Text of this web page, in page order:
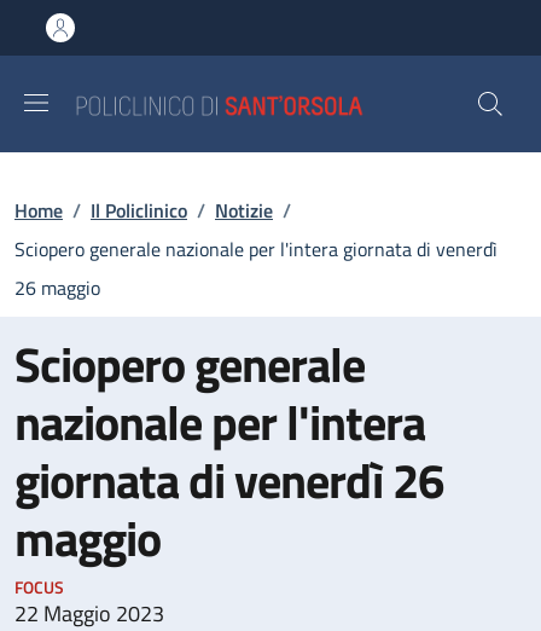
al contenuto principale
to footer content
Briciole di pane
Home / Il Policlinico / Notizie /
Sciopero generale nazionale per l'intera giornata di venerdì
26 maggio
Sciopero generale
nazionale per l'intera
giornata di venerdì 26
maggio
FOCUS
22 Maggio 2023